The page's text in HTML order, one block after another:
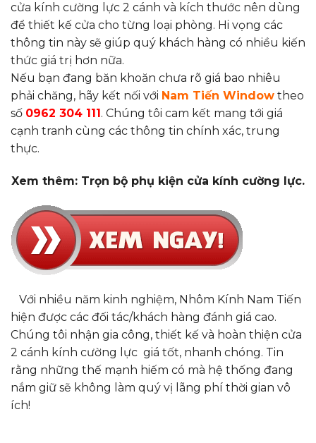
cửa kính cường lực 2 cánh và kích thước nên dùng
để thiết kế cửa cho từng loại phòng. Hi vọng các
thông tin này sẽ giúp quý khách hàng có nhiều kiến
thức giá trị hơn nữa.
Nếu bạn đang băn khoăn chưa rõ giá bao nhiêu
phải chăng, hãy kết nối với Nam Tiến Window theo
số 0962 304 111. Chúng tôi cam kết mang tới giá
cạnh tranh cùng các thông tin chính xác, trung
thực.
Xem thêm: Trọn bộ phụ kiện cửa kính cường lực.
Với nhiều năm kinh nghiệm, Nhôm Kính Nam Tiến
hiện được các đối tác/khách hàng đánh giá cao.
Chúng tôi nhận gia công, thiết kế và hoàn thiện cửa
2 cánh kính cường lực giá tốt, nhanh chóng. Tin
rằng những thế mạnh hiếm có mà hệ thống đang
nắm giữ sẽ không làm quý vị lãng phí thời gian vô
ích!